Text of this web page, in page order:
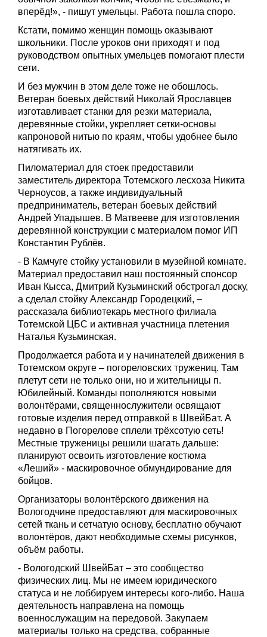
вперёд!», - пишут умельцы. Работа пошла споро.
Кстати, помимо женщин помощь оказывают
школьники. После уроков они приходят и под
руководством опытных умельцев помогают плести
сети.
И без мужчин в этом деле тоже не обошлось.
Ветеран боевых действий Николай Ярославцев
изготавливает станки для резки материала,
деревянные стойки, укрепляет сетки-основы
капроновой нитью по краям, чтобы удобнее было
натягивать их.
Пиломатериал для стоек предоставили
заместитель директора Тотемского лесхоза Никита
Черноусов, а также индивидуальный
предприниматель, ветеран боевых действий
Андрей Упадышев. В Матвееве для изготовления
деревянной конструкции с материалом помог ИП
Константин Рублёв.
- В Камчуге стойку установили в музейной комнате.
Материал предоставил наш постоянный спонсор
Иван Кысса, Дмитрий Кузьминский обстрогал доску,
а сделал стойку Александр Городецкий, –
рассказала библиотекарь местного филиала
Тотемской ЦБС и активная участница плетения
Наталья Кузьминская.
Продолжается работа и у начинателей движения в
Тотемском округе – погореловских тружениц. Там
плетут сети не только они, но и жительницы п.
Юбилейный. Команды пополняются новыми
волонтёрами, священнослужители освящают
готовые изделия перед отправкой в ШвейБат. А
недавно в Погорелове сплели трёхсотую сеть!
Местные труженицы решили шагать дальше:
планируют освоить изготовление костюма
«Леший» - маскировочное обмундирование для
бойцов.
Организаторы волонтёрского движения на
Вологодчине предоставляют для маскировочных
сетей ткань и сетчатую основу, бесплатно обучают
волонтёров, дают необходимые схемы рисунков,
объём работы.
- Вологодский ШвейБат – это сообщество
физических лиц. Мы не имеем юридического
статуса и не лоббируем интересы кого-либо. Наша
деятельность направлена на помощь
военнослужащим на передовой. Закупаем
материалы только на средства, собранные